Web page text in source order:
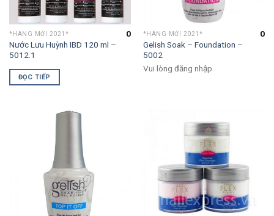
*HÀNG MỚI 2021*
Nước Lưu Huỳnh IBD 120 ml –
5012.1
0
ĐỌC TIẾP
*HÀNG MỚI 2021*
Gelish Soak – Foundation –
5002
0
Vui lòng đăng nhập